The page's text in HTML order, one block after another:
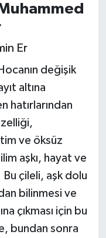
Er
değişik
altına
hatırlarından
ve öksüz
aşkı, hayat ve
çileli, aşk dolu
bilinmesi ve
çıkması için bu
bundan sonra